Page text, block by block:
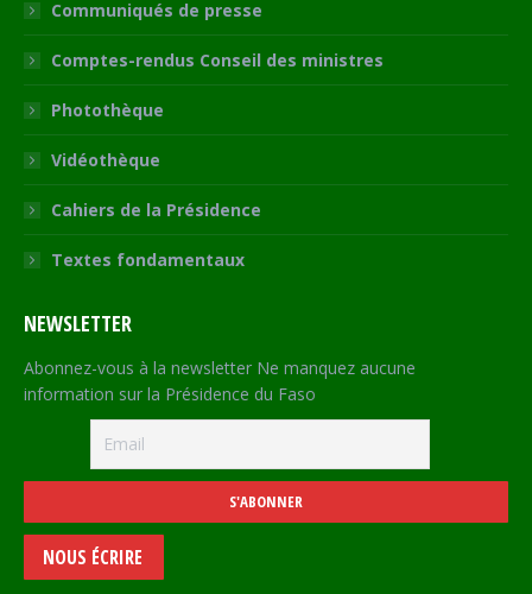
Communiqués de presse
Comptes-rendus Conseil des ministres
Photothèque
Vidéothèque
Cahiers de la Présidence
Textes fondamentaux
NEWSLETTER
Abonnez-vous à la newsletter Ne manquez aucune
information sur la Présidence du Faso
NOUS ÉCRIRE